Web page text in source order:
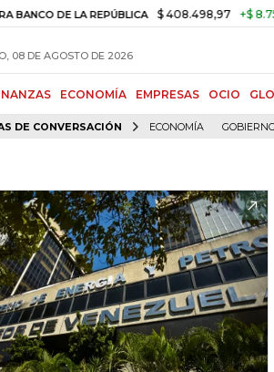
DE LA REPÚBLICA $ 408.498,97 +$ 8.753,81
08 DE AGOSTO DE 2026
ECONOMÍA EMPRESAS OCIO
DE CONVERSACIÓN ECONOMÍA